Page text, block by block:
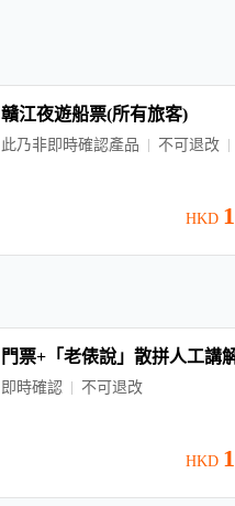
贛江夜遊船票(所有旅客)
此乃非即時確認產品 不可退改
HKD
門票+「老俵說」散拼人工講
即時確認 不可退改
HKD